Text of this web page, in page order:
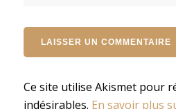
Ce site utilise Akismet pour
indésirables. En savoir plus